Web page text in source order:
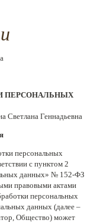
ПЕРСОНАЛЬНЫХ
Светлана Геннадьевна
персональных
с пунктом 2
данных» № 152-ФЗ
правовыми актами
персональных
данных (далее –
Общество) может